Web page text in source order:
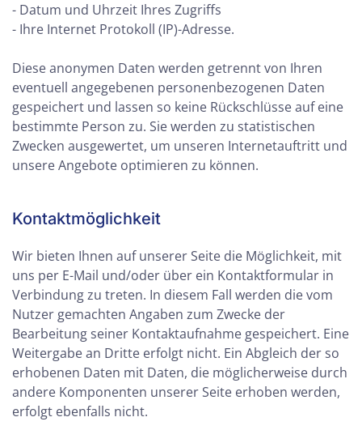
- Datum und Uhrzeit Ihres Zugriffs
- Ihre Internet Protokoll (IP)-Adresse.
Diese anonymen Daten werden getrennt von Ihren
eventuell angegebenen personenbezogenen Daten
gespeichert und lassen so keine Rückschlüsse auf eine
bestimmte Person zu. Sie werden zu statistischen
Zwecken ausgewertet, um unseren Internetauftritt und
unsere Angebote optimieren zu können.
Kontaktmöglichkeit
Wir bieten Ihnen auf unserer Seite die Möglichkeit, mit
uns per E-Mail und/oder über ein Kontaktformular in
Verbindung zu treten. In diesem Fall werden die vom
Nutzer gemachten Angaben zum Zwecke der
Bearbeitung seiner Kontaktaufnahme gespeichert. Eine
Weitergabe an Dritte erfolgt nicht. Ein Abgleich der so
erhobenen Daten mit Daten, die möglicherweise durch
andere Komponenten unserer Seite erhoben werden,
erfolgt ebenfalls nicht.